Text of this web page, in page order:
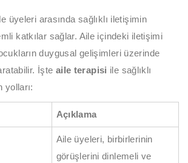
üyeleri arasında sağlıklı iletişimin
katkılar sağlar. Aile içindeki iletişimi
duygusal gelişimleri üzerinde
İşte aile terapisi ile sağlıklı
yolları:
Açıklama
Aile üyeleri, birbirlerinin
görüşlerini dinlemeli ve